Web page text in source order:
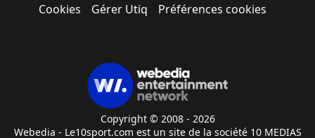
Cookies Gérer Utiq Préférences cookies
Copyright © 2008 - 2026
Webedia - Le10sport.com est un site de la société 10 MEDIAS